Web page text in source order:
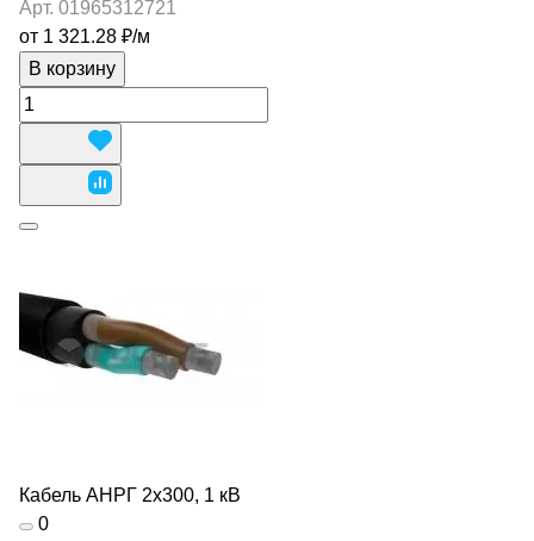
Арт. 01965312721
от 1 321.28 ₽/м
В корзину
Кабель АНРГ 2х300, 1 кВ
0